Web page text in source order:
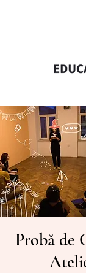
Probă de